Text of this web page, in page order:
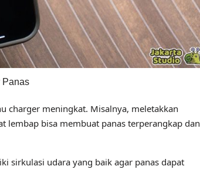
Panas
charger meningkat. Misalnya, meletakkan
lembap bisa membuat panas terperangkap dan
sirkulasi udara yang baik agar panas dapat